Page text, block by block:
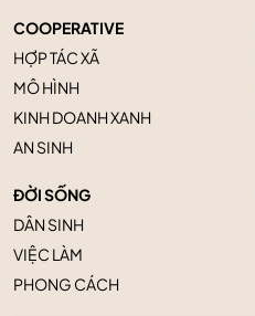
COOPERATIVE
HỢP TÁC XÃ
MÔ HÌNH
KINH DOANH XANH
AN SINH
ĐỜI SỐNG
DÂN SINH
VIỆC LÀM
PHONG CÁCH